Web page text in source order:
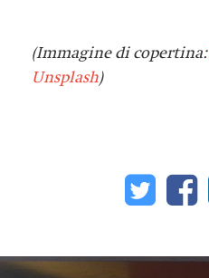
(Immagine di copertina:
Unsplash)